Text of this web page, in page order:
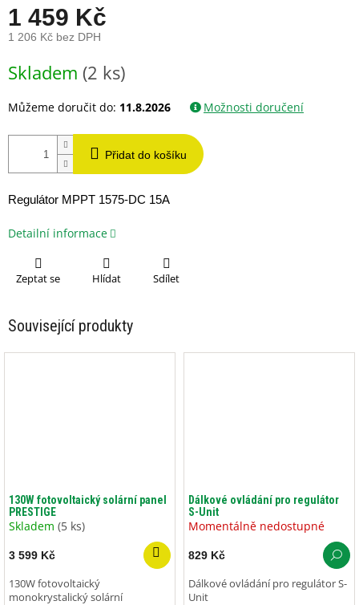
1 459 Kč
1 206 Kč bez DPH
cena:
Skladem (2 ks)
Můžeme doručit do: 11.8.2026 Možnosti doručení
Přidat do košíku
Regulátor MPPT 1575-DC 15A
Detailní informace
Zeptat se Hlídat Sdílet
Související produkty
130W fotovoltaický solární panel
PRESTIGE
Skladem (5 ks)
3 599 Kč
130W fotovoltaický
monokrystalický solární
Dálkové ovládání pro regulátor
S-Unit
Momentálně nedostupné
829 Kč
Dálkové ovládání pro regulátor S-
Unit